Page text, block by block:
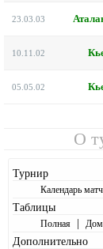
23.03.03
10.11.02
05.05.02
О
Турнир
Календарь
Таблицы
Полная |
Дополнительно